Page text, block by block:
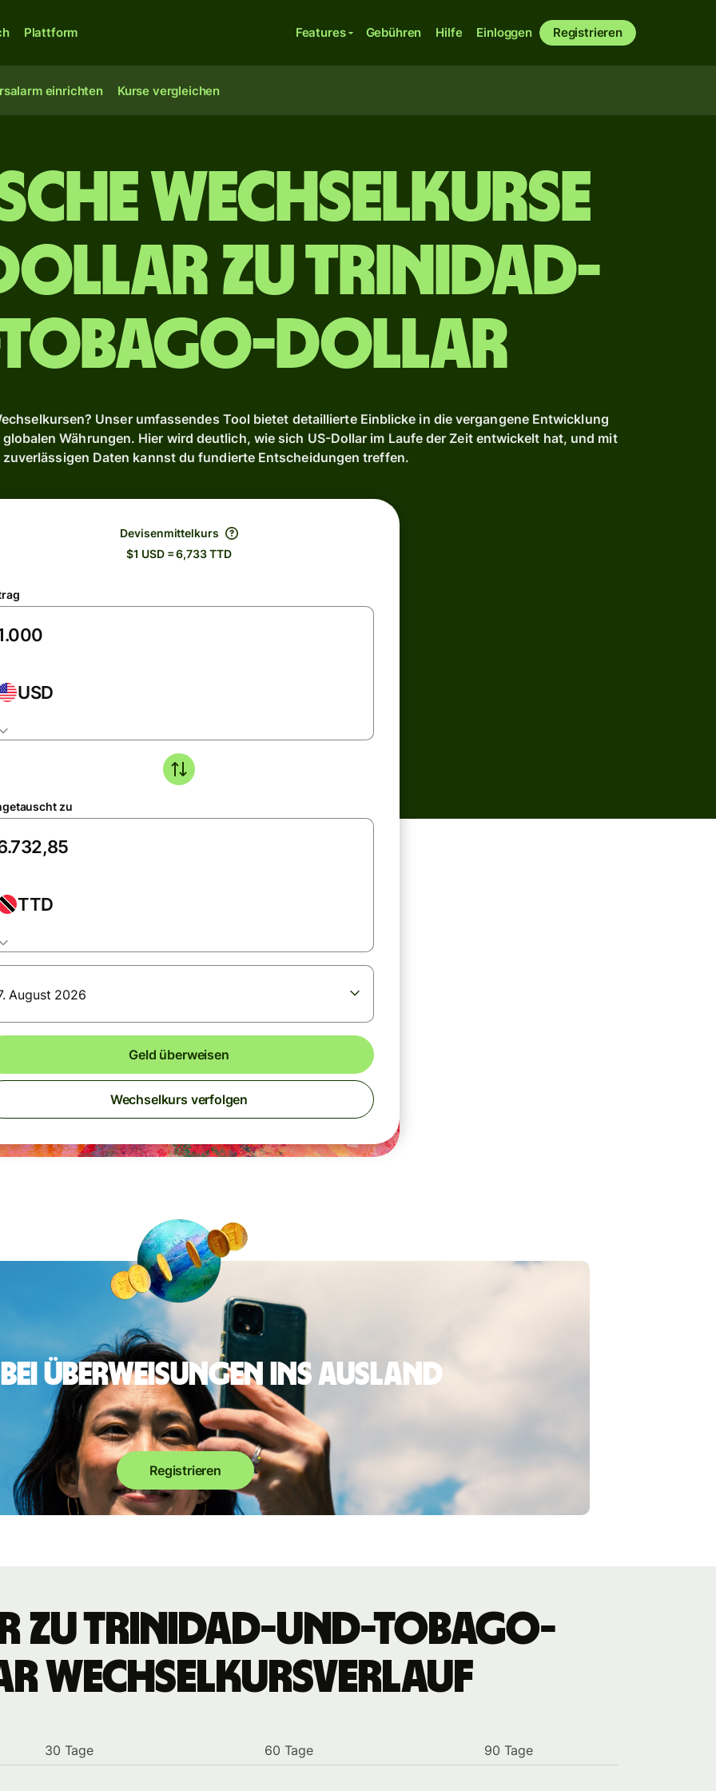
Plattform Features Gebühren Hilfe Einloggen Registrieren
einrichten Kurse vergleichen
Wechselkurse
zu Trinidad-
Dollar
Unser umfassendes Tool bietet detaillierte Einblicke in die vergangene Entwicklung
Währungen. Hier wird deutlich, wie sich US-Dollar im Laufe der Zeit entwickelt hat, und mit
zuverlässigen Daten kannst du fundierte Entscheidungen treffen.
Devisenmittelkurs
$1 USD = 6,733 TTD
USD
zu
TTD
August 2026
Geld überweisen
Wechselkurs verfolgen
Überweisungen ins Ausland
Registrieren
zu Trinidad-und-Tobago-
Wechselkursverlauf
30 Tage 60 Tage 90 Tage